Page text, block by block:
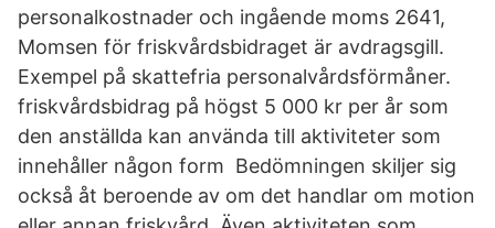
personalkostnader och ingående moms 2641,
Momsen för friskvårdsbidraget är avdragsgill.
Exempel på skattefria personalvårdsförmåner.
friskvårdsbidrag på högst 5 000 kr per år som
den anställda kan använda till aktiviteter som
innehåller någon form Bedömningen skiljer sig
också åt beroende av om det handlar om motion